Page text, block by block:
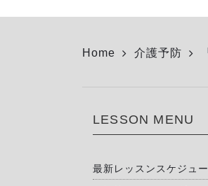
Home 介護予防
LESSON MENU
最新レッスンスケジュ